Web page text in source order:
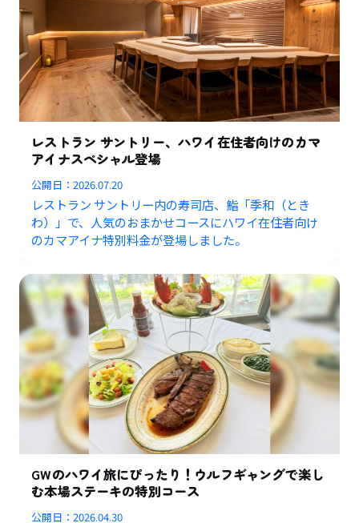
レストラン サントリー、ハワイ在住者向けのカマ
アイナスペシャル登場
公開日：2026.07.20
レストラン サントリー内の寿司店、鮨「季和（とき
わ）」で、人気のおまかせコースにハワイ在住者向け
のカマアイナ特別料金が登場しました。
GWのハワイ旅にぴったり！ウルフギャングで楽し
む本場ステーキの特別コース
公開日：2026.04.30